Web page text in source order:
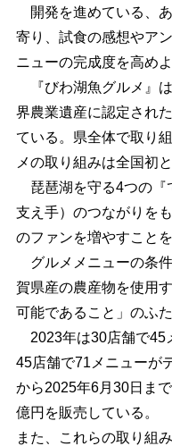
開発を進めている、
寄り、試食の感想やア
ニューの完成度を高め
『びわ湖魚グルメ』
界農業遺産に認定され
ている。県全体で取り
メの取り組みは全国初と
琵琶湖を守る4つの『
支え手）のつながりを
のファンを増やすこと
グルメメニューの条
賀県産の農産物を使用
可能であること」のふた
2023年は30店舗で45
45店舗で71メニューが
から2025年6月30日ま
億円を販売している。
また、これらの取り組